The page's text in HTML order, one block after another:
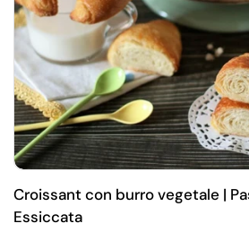
Croissant con burro vegetale |
Essiccata